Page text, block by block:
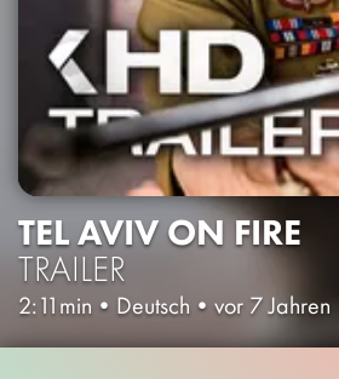
TEL AVIV ON FIRE
TRAILER
2:11min • Deutsch • vor 7 Jahren